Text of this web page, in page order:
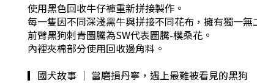
使用黑色回收牛仔褲重新拼接製作。
每一隻因不同深淺黑牛與拼接不同花布，擁有獨一
前臂黑狗刺青圖騰為SW代表圖騰-樸桑花。
內裡夾棉部分使用回收邊角料。
▎國犬故事 ｜ 當磨損丹寧，遇上最難被看見的黑狗